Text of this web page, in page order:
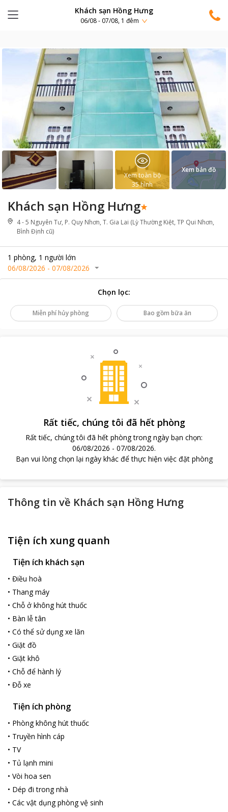
Khách sạn Hồng Hưng
06/08 - 07/08, 1 đêm
Khách sạn Hồng Hưng
4 - 5 Nguyên Tư, P. Quy Nhơn, T. Gia Lai (Lỳ Thường Kiệt, TP Qui Nhơn,
Bình Định cũ)
1 phòng, 1 người lớn
06/08/2026 - 07/08/2026
Xem toàn bộ
35hình
Xem bản đồ
Chọn lọc:
Miễn phí hủy phòng Bao gồm bữa ăn
Rất tiếc, chúng tôi đã hết phòng
Rất tiếc, chúng tôi đã hết phòng trong ngày bạn chọn:
06/08/2026 - 07/08/2026.
Bạn vui lòng chọn lại ngày khác để thực hiện việc đặt phòng
Thông tin về Khách sạn Hồng Hưng
Tiện ích xung quanh
Tiện ích khách sạn
• Điều hoà
• Thang máy
• Chỗ ở không hút thuốc
• Bàn lễ tân
• Có thể sử dụng xe lăn
• Giặt đồ
• Giặt khô
• Chỗ để hành lý
• Đỗ xe
Tiện ích phòng
• Phòng không hút thuốc
• Truyền hình cáp
• TV
• Tủ lạnh mini
• Vòi hoa sen
• Dép đi trong nhà
• Các vật dụng phòng vệ sinh